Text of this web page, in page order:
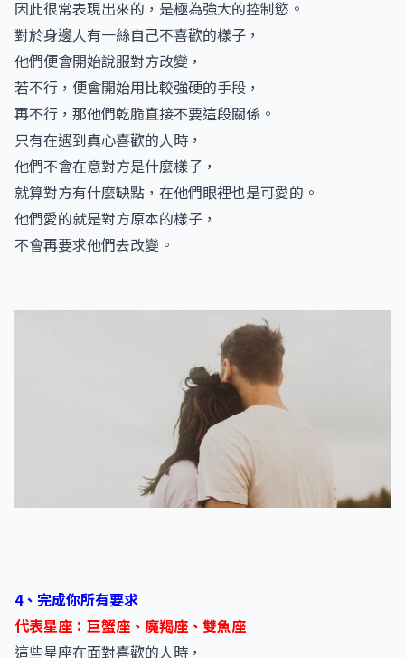
因此很常表現出來的，是極為強大的控制慾。
對於身邊人有一絲自己不喜歡的樣子，
他們便會開始說服對方改變，
若不行，便會開始用比較強硬的手段，
再不行，那他們乾脆直接不要這段關係。
只有在遇到真心喜歡的人時，
他們不會在意對方是什麼樣子，
就算對方有什麼缺點，在他們眼裡也是可愛的。
他們愛的就是對方原本的樣子，
不會再要求他們去改變。
4、完成你所有要求
代表星座：巨蟹座、魔羯座、雙魚座
這些星座在面對喜歡的人時，